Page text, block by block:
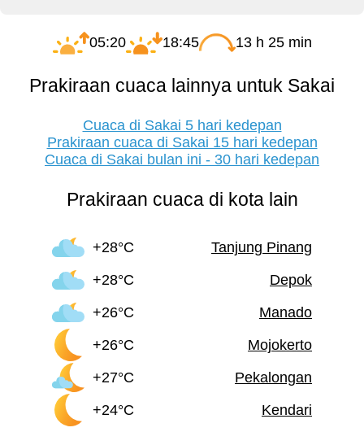
05:20 18:45 13 h 25 min
Prakiraan cuaca lainnya untuk Sakai
Cuaca di Sakai 5 hari kedepan
Prakiraan cuaca di Sakai 15 hari kedepan
Cuaca di Sakai bulan ini - 30 hari kedepan
Prakiraan cuaca di kota lain
+28°C
Tanjung Pinang
+28°C
Depok
+26°C
Manado
+26°C
Mojokerto
+27°C
Pekalongan
+24°C
Kendari